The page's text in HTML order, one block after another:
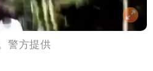
警方提供